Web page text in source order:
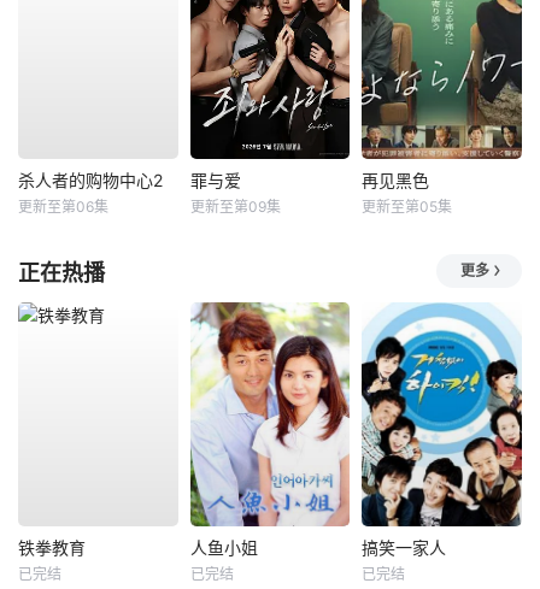
杀人者的购物中心2
更新至第06集
罪与爱
更新至第09集
再见黑色
更新至第05集
正在热播 更多
铁拳教育
已完结
人鱼小姐
已完结
搞笑一家人
已完结